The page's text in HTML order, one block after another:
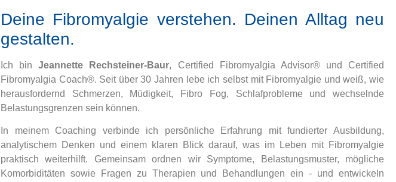
Deine Fibromyalgie verstehen. Deinen Alltag neu
gestalten.
Ich binJeannette Rechsteiner-Baur, Certified Fibromyalgia Advisor® und Certified
Fibromyalgia Coach®. Seit über 30 Jahren lebe ich selbst mit Fibromyalgie und weiß, wie
herausfordernd Schmerzen, Müdigkeit, Fibro Fog, Schlafprobleme und wechselnde
Belastungsgrenzen sein können.
In meinem Coaching verbinde ich persönliche Erfahrung mit fundierter Ausbildung,
analytischem Denken und einem klaren Blick darauf, was im Leben mit Fibromyalgie
praktisch weiterhilft. Gemeinsam ordnen wir Symptome, Belastungsmuster, mögliche
Komorbiditäten sowie Fragen zu Therapien und Behandlungen ein - und entwickeln